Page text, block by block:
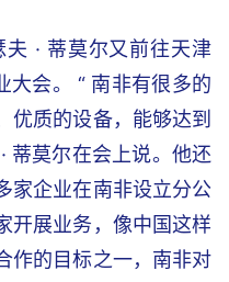
· 蒂莫尔又前往天津
大会。 “ 南非有很多的
优质的设备，能够达到
蒂莫尔在会上说。他还
家企业在南非设立分公
开展业务，像中国这样
作的目标之一，南非对